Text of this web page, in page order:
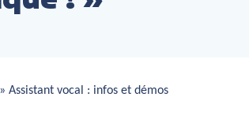
Assistant vocal : infos et démos